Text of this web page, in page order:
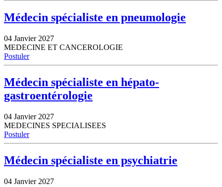
Médecin spécialiste en pneumologie
04 Janvier 2027
MEDECINE ET CANCEROLOGIE
Postuler
Médecin spécialiste en hépato-
gastroentérologie
04 Janvier 2027
MEDECINES SPECIALISEES
Postuler
Médecin spécialiste en psychiatrie
04 Janvier 2027